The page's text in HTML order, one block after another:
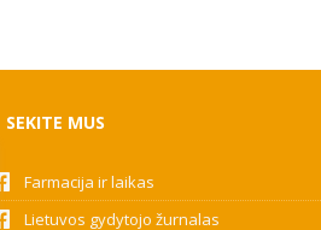
SEKITE MUS
Farmacija ir laikas
Lietuvos gydytojo žurnalas